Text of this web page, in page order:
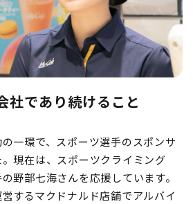
社であり続けること
一環で、スポーツ選手のスポンサ
現在は、スポーツクライミング
野部七海さんを応援しています。
するマクドナルド店舗でアルバイ